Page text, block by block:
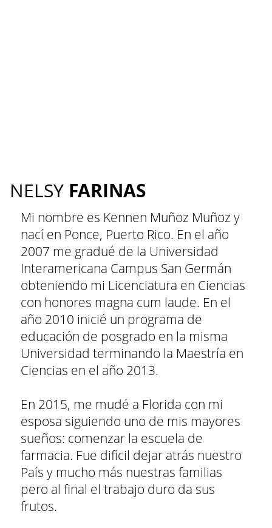
NELSY FARINAS
Mi nombre es Kennen Muñoz Muñoz y
nací en Ponce, Puerto Rico. En el año
2007 me gradué de la Universidad
Interamericana Campus San Germán
obteniendo mi Licenciatura en Ciencias
con honores magna cum laude. En el
año 2010 inicié un programa de
educación de posgrado en la misma
Universidad terminando la Maestría en
Ciencias en el año 2013.
En 2015, me mudé a Florida con mi
esposa siguiendo uno de mis mayores
sueños: comenzar la escuela de
farmacia. Fue difícil dejar atrás nuestro
País y mucho más nuestras familias
pero al final el trabajo duro da sus
frutos.